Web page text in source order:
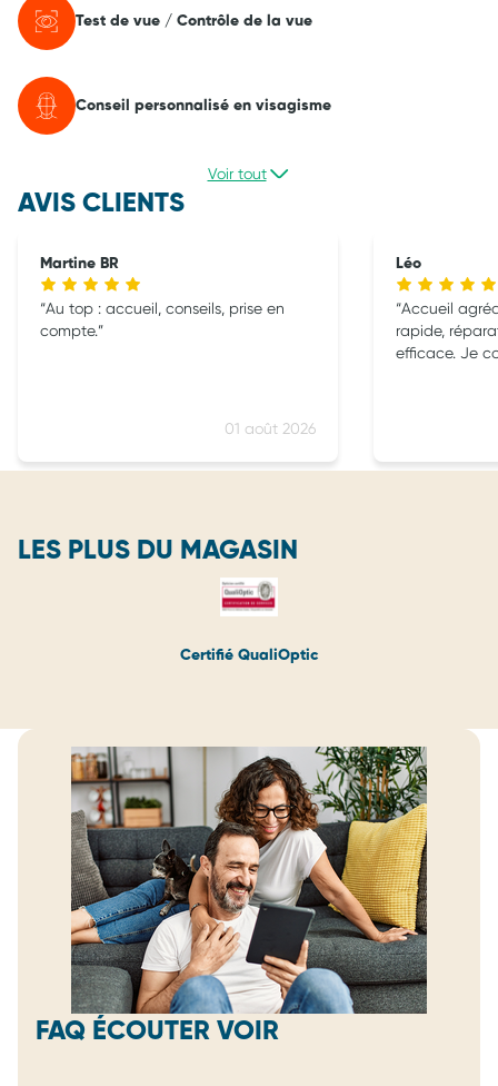
Test de vue / Contrôle de la vue
Conseil personnalisé en visagisme
Voir tout
AVIS CLIENTS
Martine BR
01 août 2026
Au top : accueil, conseils, prise en
compte.
Léo
Accueil
rapide,
efficace. Je
LES PLUS DU MAGASIN
Certifié QualiOptic
FAQ ÉCOUTER VOIR